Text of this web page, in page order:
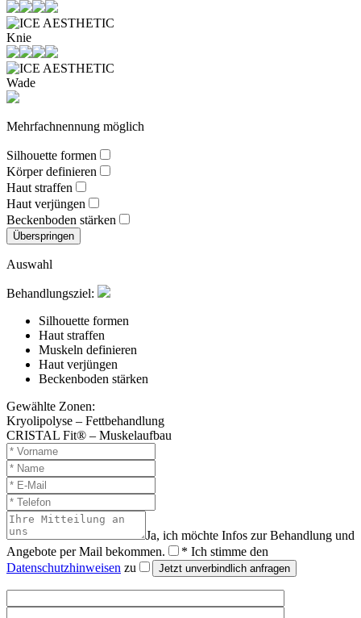
Knie
Wade
Mehrfachnennung möglich
Silhouette formen
Körper definieren
Haut straffen
Haut verjüngen
Beckenboden stärken
Überspringen
Auswahl
Behandlungsziel:
Silhouette formen
Haut straffen
Muskeln definieren
Haut verjüngen
Beckenboden stärken
Gewählte Zonen:
Kryolipolyse – Fettbehandlung
CRISTAL Fit® – Muskelaufbau
Ja, ich möchte Infos zur Behandlung und
Angebote per Mail bekommen.
* Ich stimme den
Datenschutzhinweisen zu